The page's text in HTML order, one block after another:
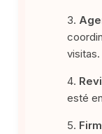
visitas.
esté